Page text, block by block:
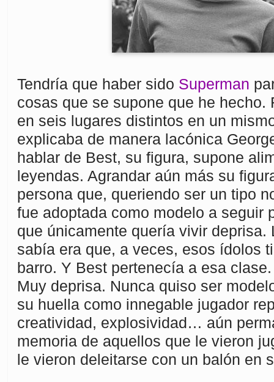
Tendría que haber sido Superman
cosas que se supone que he hecho.
en seis lugares distintos en un
explicaba de manera lacónica
hablar de Best, su figura, supone
leyendas. Agrandar aún más su
persona que, queriendo ser un tipo
fue adoptada como modelo a seguir
que únicamente quería vivir deprisa.
sabía era que, a veces, esos ídolos
barro. Y Best pertenecía a esa
Muy deprisa. Nunca quiso ser
su huella como innegable jugador
creatividad, explosividad… aún
memoria de aquellos que le vieron
le vieron deleitarse con un balón en